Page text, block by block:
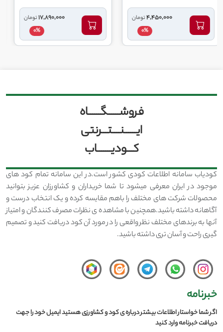
4,450,000
تومان
17,890,000
تومان
فروشــــــگــــــاه
ایــــــنــــتـــرنتی
کـــودیـــــــاب
کودیاب سامانه اطلاعات کودی کشور است.در این سامانه تمام کود های
موجود در ایران معرفی میشود تا شما خریداران و کشاورزان عزیز بتوانید
محصولات شرکت های مختلف را باهم مقایسه کرده و یک انتخاب درست و
آگاهانه داشته باشید.همچنین با مشاهده ی نظرات مصرف کنندگان و امتیاز
آنها به برندهای مختلف نظر واقعی را در مورد آن کود دریافت کنید و تصمیم
گیری راحت و آسان تری داشته باشید.
خبرنامه
اگر شما خواستار اطلاعات بیشتر درباره ی کود و کشاورزی هستید ایمیل خود را جهت
دریافت خبرنامه وارد کنید